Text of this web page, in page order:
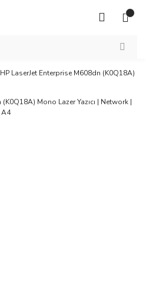
HP LaserJet Enterprise M608dn (K0Q18A)